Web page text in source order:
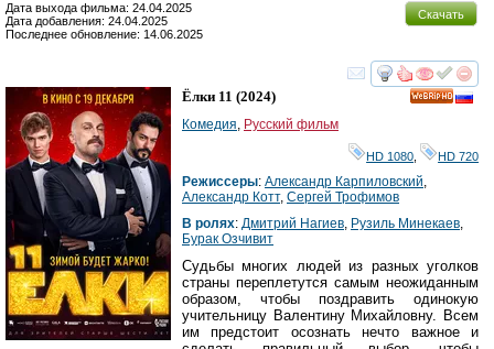
Скачать
Дата выхода фильма: 24.04.2025
Дата добавления: 24.04.2025
Последнее обновление: 14.06.2025
смотреть
Ёлки 11 (2024)
Комедия, Русский фильм
HD 1080 HD 720
Режиссеры: Александр Карпиловский,
Александр Котт, Сергей Трофимов
В ролях: Дмитрий Нагиев, Рузиль Минекаев,
Бурак Озчивит
Судьбы многих людей из разных уголков
страны переплетутся самым неожиданным
образом, чтобы поздравить одинокую
учительницу Валентину Михайловну. Всем
им предстоит осознать нечто важное и